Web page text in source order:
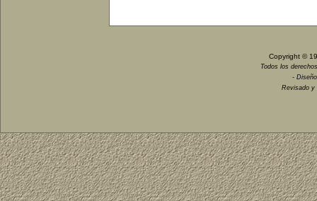
Copyright ©
Todos los
-
Revisado y